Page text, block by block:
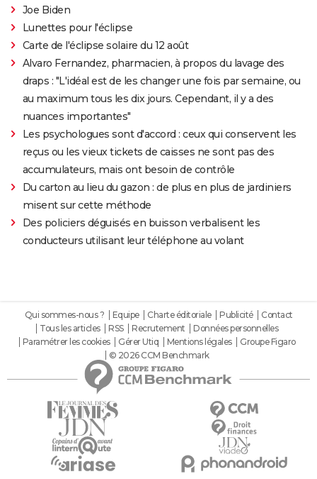
Joe Biden
Lunettes pour l'éclipse
Carte de l'éclipse solaire du 12 août
Alvaro Fernandez, pharmacien, à propos du lavage des
draps : "L'idéal est de les changer une fois par semaine, ou
au maximum tous les dix jours. Cependant, il y a des
nuances importantes"
Les psychologues sont d'accord : ceux qui conservent les
reçus ou les vieux tickets de caisses ne sont pas des
accumulateurs, mais ont besoin de contrôle
Du carton au lieu du gazon : de plus en plus de jardiniers
misent sur cette méthode
Des policiers déguisés en buisson verbalisent les
conducteurs utilisant leur téléphone au volant
Qui sommes-nous ? Equipe Charte éditoriale Publicité
Contact
Tous les articles
RSS Recrutement
Données personnelles
Paramétrer les cookies
Gérer Utiq Mentions légales
Groupe Figaro
© 2026 CCM Benchmark